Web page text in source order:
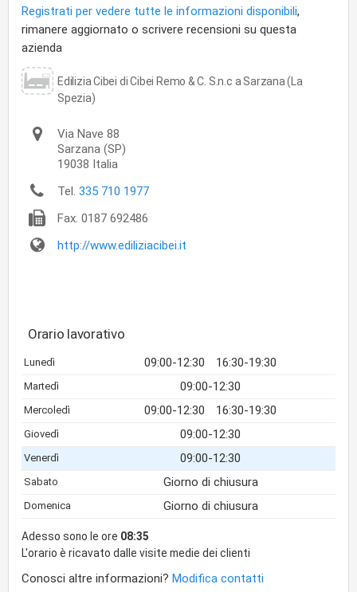
Registrati per vedere tutte le informazioni disponibili,
rimanere aggiornato o scrivere recensioni su questa
azienda
Edilizia Cibei di Cibei Remo & C. S.n.c a Sarzana (La
Spezia)
Via Nave 88
Sarzana (SP)
19038 Italia
Tel. 335 710 1977
Fax. 0187 692486
http://www.ediliziacibei.it
Orario lavorativo
Lunedì 09:00-12:30 16:30-19:30
Martedì 09:00-12:30
Mercoledì 09:00-12:30 16:30-19:30
Giovedì 09:00-12:30
Venerdì 09:00-12:30
Sabato Giorno di chiusura
Domenica Giorno di chiusura
Adesso sono le ore 08:35
L'orario è ricavato dalle visite medie dei clienti
Conosci altre informazioni? Modifica contatti